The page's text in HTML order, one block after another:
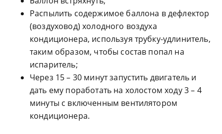
Распылить содержимое баллона в дефлектор
(воздуховод) холодного воздуха
кондиционера, используя трубку-удлинитель,
таким образом, чтобы состав попал на
испаритель;
Через 15 – 30 минут запустить двигатель и
дать ему поработать на холостом ходу 3 – 4
минуты с включенным вентилятором
кондиционера.